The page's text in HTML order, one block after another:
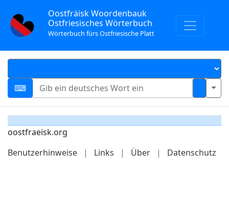
Oostfräisk Woordenbauk
Ostfriesisches Wörterbuch
Wörterbuch fürs Ostfriesische Platt
oostfraeisk.org
Benutzerhinweise
| Links | Über | Datenschutz